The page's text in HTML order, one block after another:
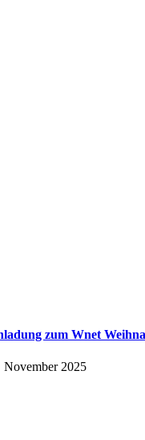
zum Wnet
November 2025